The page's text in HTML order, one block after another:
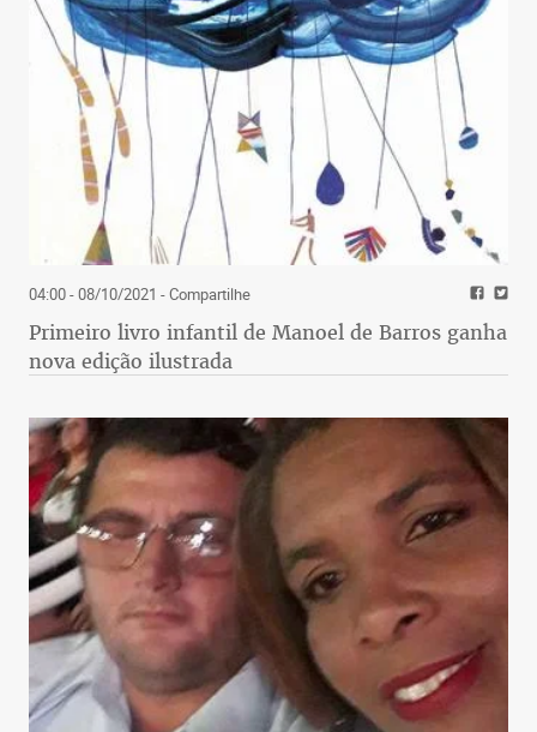
04:00 - 08/10/2021 - Compartilhe
Primeiro livro infantil de Manoel de Barros ganha
nova edição ilustrada